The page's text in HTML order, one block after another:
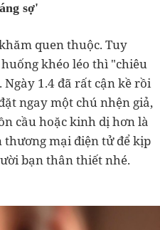
sợ'
quen thuộc. Tuy
khéo léo thì "chiêu
1.4 đã rất cận kề rồi
ngay một chú nhện giả,
cầu hoặc kinh dị hơn là
mại điện tử để kịp
bạn thân thiết nhé.